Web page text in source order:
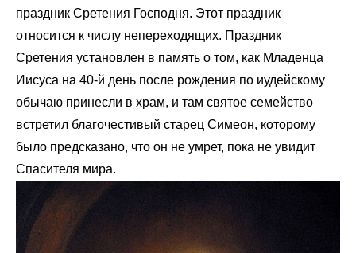
праздник Сретения Господня. Этот праздник
относится к числу непереходящих. Праздник
Сретения установлен в память о том, как Младенца
Иисуса на 40-й день после рождения по иудейскому
обычаю принесли в храм, и там святое семейство
встретил благочестивый старец Симеон, которому
было предсказано, что он не умрет, пока не увидит
Спасителя мира.